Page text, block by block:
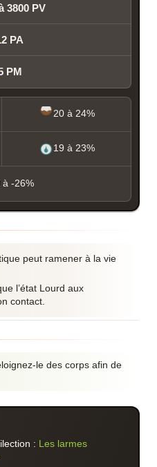
3800 PV
PA
PM
20 à 24%
19 à 23%
à -26%
peut ramener à la vie
l’état Lourd aux
contact.
le des corps afin de
: Les larmes